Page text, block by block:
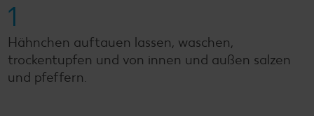
1
Hähnchen auftauen lassen, waschen,
trockentupfen und von innen und außen salzen
und pfeffern.